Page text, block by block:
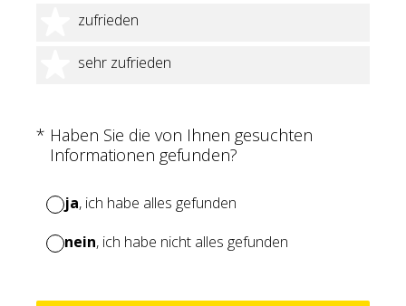
zufrieden
4 Sterne
sehr zufrieden
5 Sterne
* Haben Sie die von Ihnen gesuchten
Informationen gefunden?
(Erforderlich.)
ja, ich habe alles gefunden
nein, ich habe nicht alles gefunden